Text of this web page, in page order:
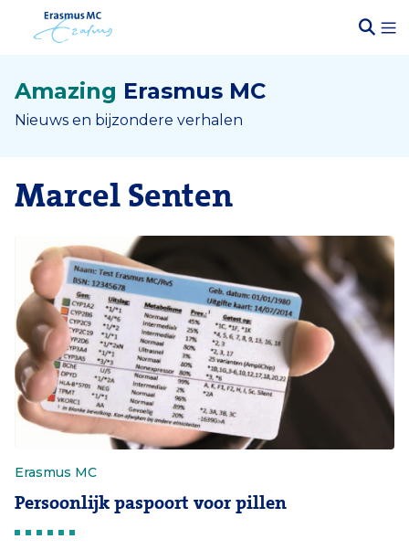
Amazing Erasmus MC
Nieuws en bijzondere verhalen
Marcel Senten
Erasmus MC
Persoonlijk paspoort voor pillen